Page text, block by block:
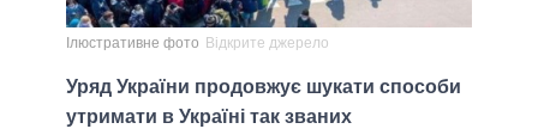
Ілюстративне фото Відкрите джерело
Уряд України продовжує шукати способи
утримати в Україні так званих